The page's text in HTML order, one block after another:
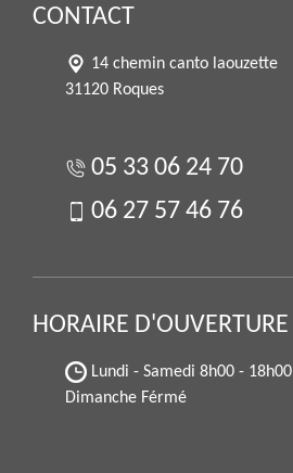
CONTACT
14 chemin canto laouzette
31120 Roques
05 33 06 24 70
06 27 57 46 76
HORAIRE D'OUVERTURE
Lundi - Samedi 8h00 - 18h00
Dimanche Férmé